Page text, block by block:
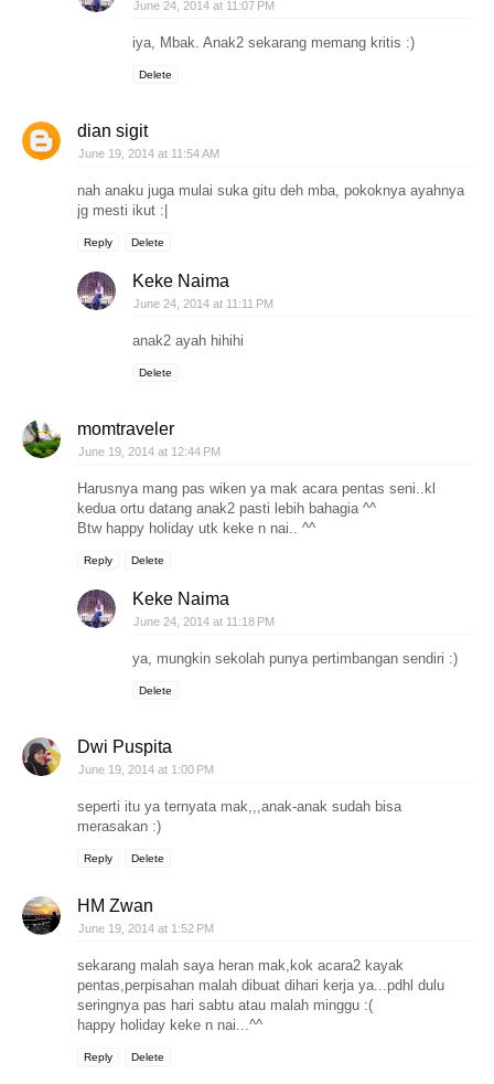
June 24, 2014 at 11:07 PM
iya, Mbak. Anak2 sekarang memang kritis :)
Delete
dian sigit
June 19, 2014 at 11:54 AM
nah anaku juga mulai suka gitu deh mba, pokoknya ayahnya
jg mesti ikut :|
Reply Delete
Keke Naima
June 24, 2014 at 11:11 PM
anak2 ayah hihihi
Delete
momtraveler
June 19, 2014 at 12:44 PM
Harusnya mang pas wiken ya mak acara pentas seni..kl
kedua ortu datang anak2 pasti lebih bahagia ^^
Btw happy holiday utk keke n nai.. ^^
Reply Delete
Keke Naima
June 24, 2014 at 11:18 PM
ya, mungkin sekolah punya pertimbangan sendiri :)
Delete
Dwi Puspita
June 19, 2014 at 1:00 PM
seperti itu ya ternyata mak,,,anak-anak sudah bisa
merasakan :)
Reply Delete
HM Zwan
June 19, 2014 at 1:52 PM
sekarang malah saya heran mak,kok acara2 kayak
pentas,perpisahan malah dibuat dihari kerja ya...pdhl dulu
seringnya pas hari sabtu atau malah minggu :(
happy holiday keke n nai...^^
Reply Delete